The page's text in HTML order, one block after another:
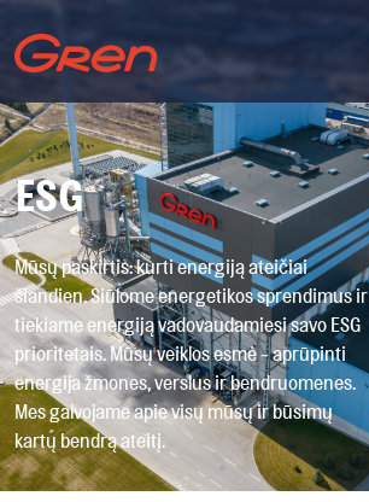
ESG
Mūsų paskirtis: kurti energiją ateičiai
šiandien. Siūlome energetikos sprendimus ir
tiekiame energiją vadovaudamiesi savo ESG
prioritetais. Mūsų veiklos esmė ‒ aprūpinti
energija žmones, verslus ir bendruomenes.
Mes galvojame apie visų mūsų ir būsimų
kartų bendrą ateitį.